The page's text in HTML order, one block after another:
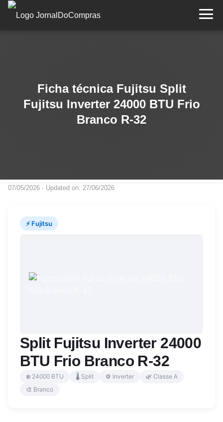
Ficha técnica Fujitsu Split
Fujitsu Inverter 24000 BTU Frio
Branco R-32
07/05/2026 · Updated on: 27/06/2026
⚡ Fujitsu
Split Fujitsu Inverter 24000
BTU Frio Branco R-32
❄️ 24000 BTU 🌡️ Split ⚙️ Inverter
🌿 Classe A
🎨 Branco